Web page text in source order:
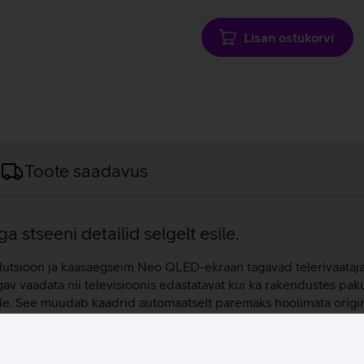
laadimine
Lisan ostukorvi
Toote saadavus
stseeni detailid selgelt esile.
ja kaasaegseim Neo QLED-ekraan tagavad
vaadata nii televisioonis edastatavat kui ka rakendustes
See muudab kaadrid automaatselt paremaks hoolimata
täpset valgusjuhtimist ja kontsentreeritud
stseene ja ruumi akustikat reaalajas, optimeerides